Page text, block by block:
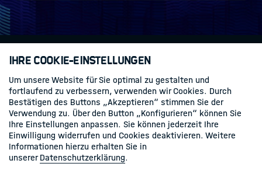
Folgen Sie uns
Linkedin
Ihre Cookie-Einstellungen
Um unsere Website für Sie optimal zu gestalten und
fortlaufend zu verbessern, verwenden wir Cookies. Durch
Bestätigen des Buttons „Akzeptieren“ stimmen Sie der
Verwendung zu. Über den Button „Konfigurieren“ können Sie
Ihre Einstellungen anpassen. Sie können jederzeit Ihre
Einwilligung widerrufen und Cookies deaktivieren. Weitere
Informationen hierzu erhalten Sie in
unsererDatenschutzerklärung.